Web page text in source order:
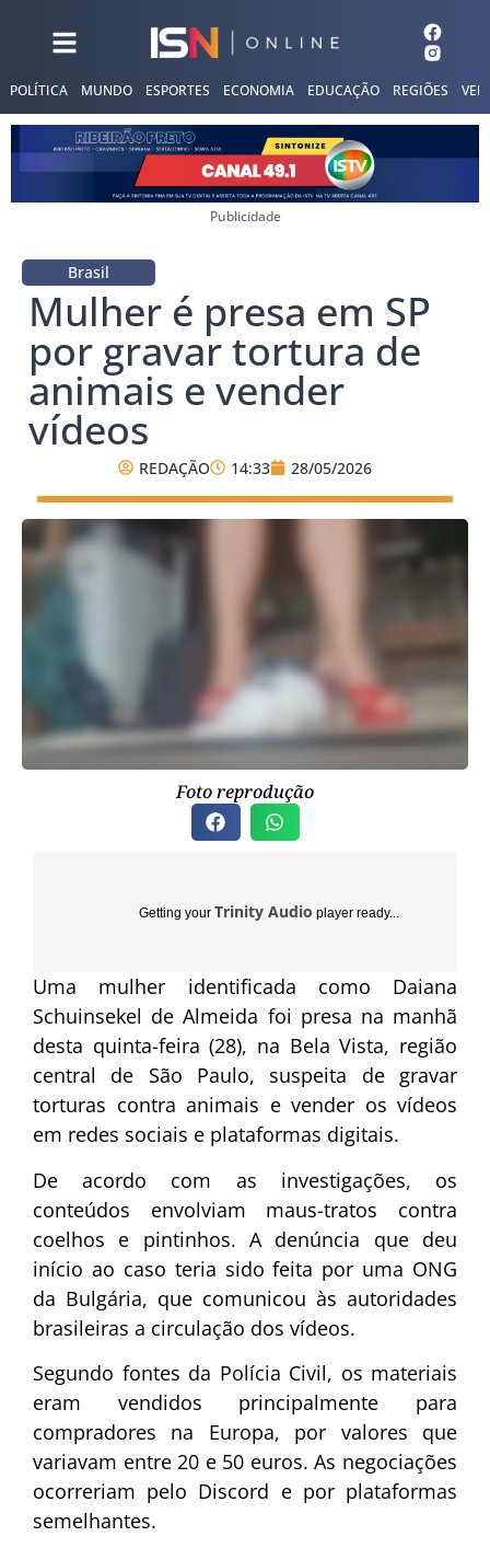
POLÍTICA MUNDO ESPORTES ECONOMIA EDUCAÇÃO REGIÕES
Publicidade
Brasil
Mulher é presa em SP
por gravar tortura de
animais e vender
vídeos
REDAÇÃO 14:33 28/05/2026
Foto reprodução
Getting your Trinity Audio player ready...
Uma mulher identificada como Daiana
Schuinsekel de Almeida foi presa na manhã
desta quinta-feira (28), na Bela Vista, região
central de São Paulo, suspeita de gravar
torturas contra animais e vender os vídeos
em redes sociais e plataformas digitais.
De acordo com as investigações, os
conteúdos envolviam maus-tratos contra
coelhos e pintinhos. A denúncia que deu
início ao caso teria sido feita por uma ONG
da Bulgária, que comunicou às autoridades
brasileiras a circulação dos vídeos.
Segundo fontes da Polícia Civil, os materiais
eram vendidos principalmente para
compradores na Europa, por valores que
variavam entre 20 e 50 euros. As negociações
ocorreriam pelo Discord e por plataformas
semelhantes.